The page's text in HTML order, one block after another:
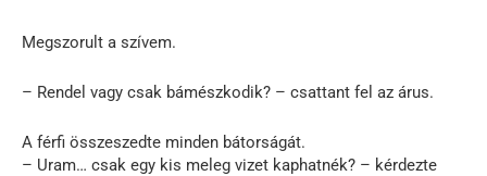
Megszorult a szívem.
– Rendel vagy csak bámészkodik? – csattant fel az árus.
A férfi összeszedte minden bátorságát.
– Uram… csak egy kis meleg vizet kaphatnék? – kérdezte